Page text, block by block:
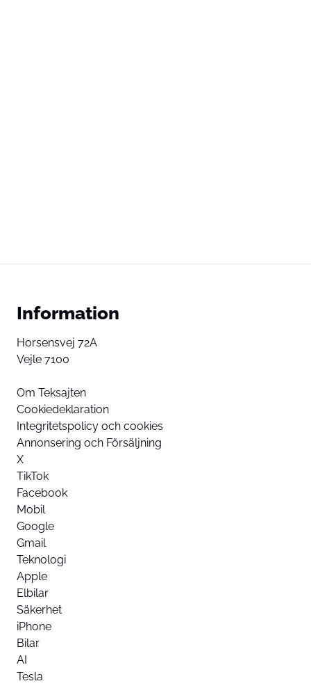
Information
Horsensvej 72A
Vejle 7100
Om Teksajten
Cookiedeklaration
Integritetspolicy och cookies
Annonsering och Försäljning
X
TikTok
Facebook
Mobil
Google
Gmail
Teknologi
Apple
Elbilar
Säkerhet
iPhone
Bilar
AI
Tesla